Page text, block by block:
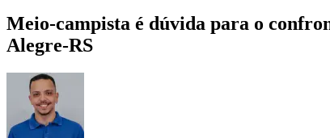
Meio-campista é dúvida para o
Alegre-RS